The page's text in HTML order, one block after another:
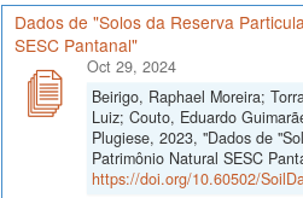
Dados de "Solos da Reserva
SESC Pantanal"
Oct 29, 2024
Beirigo, Raphael Moreira;
Luiz; Couto, Eduardo
Plugiese, 2023, "Dados de
Patrimônio Natural SESC
https://doi.org/10.60502/